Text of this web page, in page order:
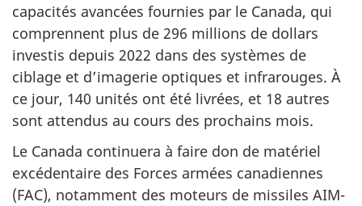
capacités avancées fournies par le Canada, qui
comprennent plus de 296 millions de dollars
investis depuis 2022 dans des systèmes de
ciblage et d’imagerie optiques et infrarouges. À
ce jour, 140 unités ont été livrées, et 18 autres
sont attendus au cours des prochains mois.
Le Canada continuera à faire don de matériel
excédentaire des Forces armées canadiennes
(FAC), notamment des moteurs de missiles AIM-